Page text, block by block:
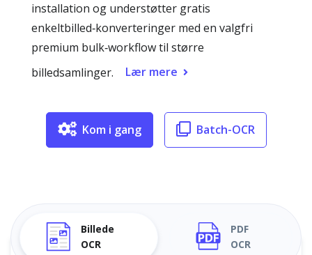
installation og understøtter gratis
enkeltbilled‑konverteringer med en valgfri
premium bulk‑workflow til større
billedsamlinger.
Lær mere
Kom i gang Batch-OCR
Billede
OCR
PDF
OCR